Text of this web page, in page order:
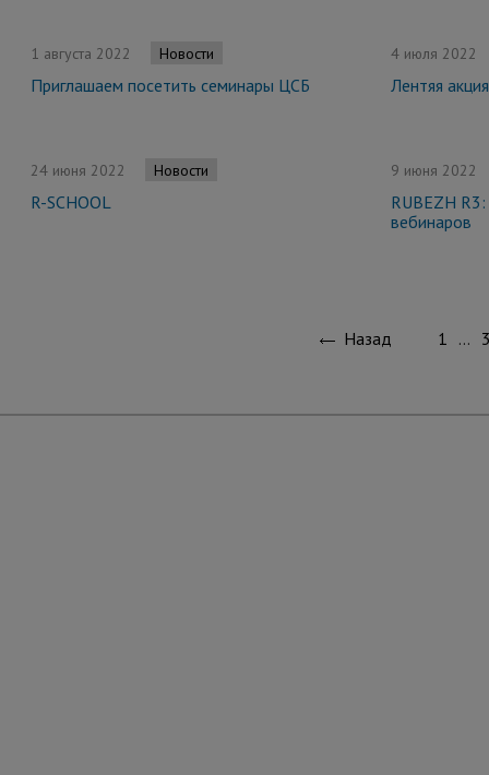
1 августа 2022 Новости
Приглашаем посетить семинары ЦСБ
4 июля 2022
Лентяя
24 июня 2022 Новости
R-SCHOOL
9 июня 2022
RUBEZH
вебинаров
Назад 1 …